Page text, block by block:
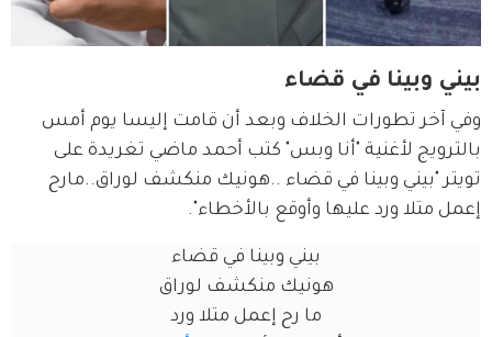
بيني وبينا في قضاء
وفي آخر تطورات الخلاف وبعد أن قامت إليسا يوم أمس
بالترويج لأغنية "أنا وبس" كتب أحمد ماضي تغريدة على
تويتر "بيني وبينا في قضاء ..هونيك منكشف لوراق..مارح
إعمل متلا ورد عليها وأوقع بالأخطاء".
بيني وبينا في قضاء
هونيك منكشف لوراق
ما رح إعمل متلا ورد